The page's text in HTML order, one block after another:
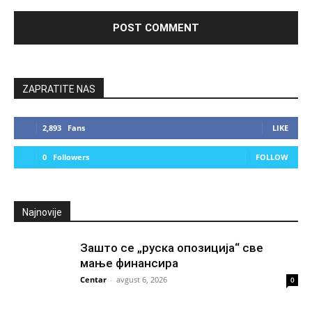
ZAPRATITE NAS
2,893 Fans LIKE
0 Followers FOLLOW
Najnovije
Зашто се „руска опозиција“ све
мање финансира
Centar - avgust 6, 2026 0